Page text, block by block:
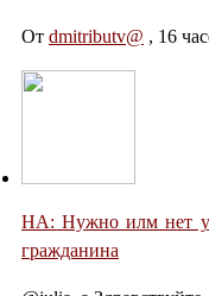
От dmitributv@ , 16
НА: Нужно илм нет
гражданина